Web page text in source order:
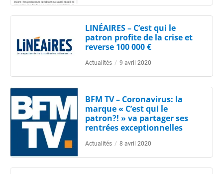
LINÉAIRES – C’est qui le
patron profite de la crise et
reverse 100 000 €
Actualités / 9 avril 2020
BFM TV – Coronavirus: la
marque « C’est qui le
patron?! » va partager ses
rentrées exceptionnelles
Actualités / 8 avril 2020